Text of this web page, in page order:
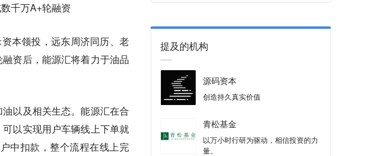
千万A+轮融资
本领投，远东周济同历、老
资后，能源汇将着力于油品
以及相关生态。能源汇在合
以实现用户车辆线上下单就
中扣款，整个流程在线上完
提及的机构
源码资本
创造持久真实价值
青松基金
以万小时行研为驱动，相信投资的力
量。